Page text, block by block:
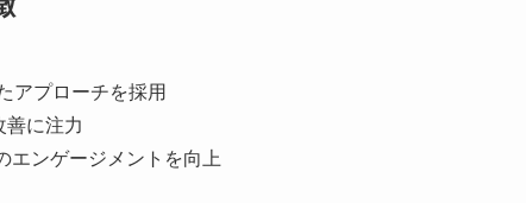
アプローチを採用
善に注力
エンゲージメントを向上